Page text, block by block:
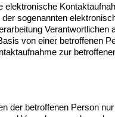
sogenannten
von einer betroffenen
zur
der betroffenen Person